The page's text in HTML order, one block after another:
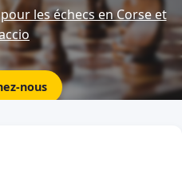
les échecs en Corse et
nous